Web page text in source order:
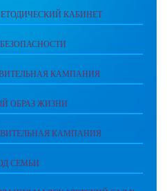
КАБИНЕТ
КАМПАНИЯ
ОБРАЗ ЖИЗНИ
КАМПАНИЯ
СЕМЬИ